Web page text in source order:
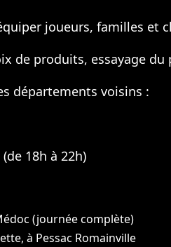
joueurs, familles et
de produits, essayage
départements voisins :
18h à 22h)
(journée complète)
à Pessac Romainville